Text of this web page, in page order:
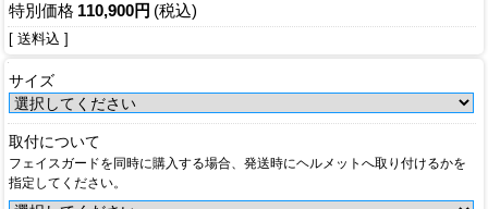
特別価格 110,900円 (税込)
[ 送料込 ]
サイズ
取付について
フェイスガードを同時に購入する場合、発送時にヘルメットへ取り付けるかを
指定してください。